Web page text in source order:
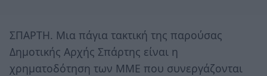
ΣΠΑΡΤΗ. Μια πάγια τακτική της παρούσας
Δημοτικής Αρχής Σπάρτης είναι η
χρηματοδότηση των ΜΜΕ που συνεργάζονται